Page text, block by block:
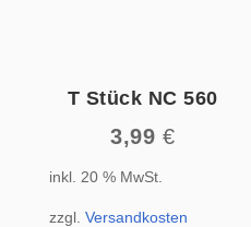
T Stück NC 560
3,99 €
inkl. 20 % MwSt.
zzgl. Versandkosten